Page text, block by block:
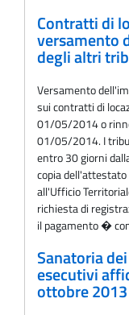
Contratti di
versamento
degli altri
Versamento
sui contratti di
01/05/2014 o
01/05/2014. I
entro 30 giorni
copia
all'Ufficio
richiesta di
il pagamento �
Sanatoria
esecutivi
ottobre 2013